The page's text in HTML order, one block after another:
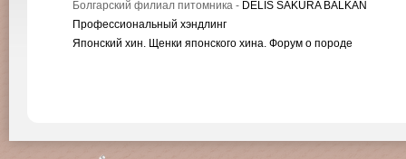
Болгарский филиал питомника - DELIS SAKURA BALKAN
Профессиональный хэндлинг
Японский хин. Щенки японского хина. Форум о породе